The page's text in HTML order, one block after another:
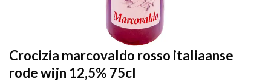
Crocizia marcovaldo rosso italiaanse
rode wijn 12,5% 75cl